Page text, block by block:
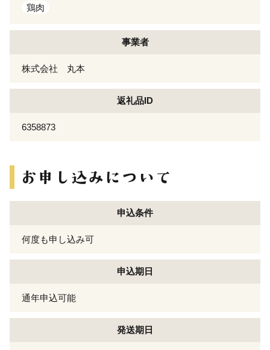
鶏肉
事業者
株式会社 丸本
返礼品ID
6358873
申込条件
何度も申し込み可
申込期日
通年申込可能
発送期日